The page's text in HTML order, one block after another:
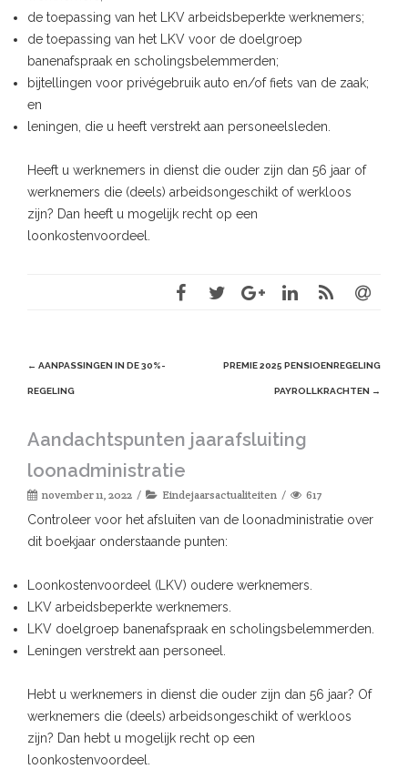
de toepassing van het LKV arbeidsbeperkte werknemers;
de toepassing van het LKV voor de doelgroep
banenafspraak en scholingsbelemmerden;
bijtellingen voor privégebruik auto en/of fiets van de zaak;
en
leningen, die u heeft verstrekt aan personeelsleden.
Heeft u werknemers in dienst die ouder zijn dan 56 jaar of
werknemers die (deels) arbeidsongeschikt of werkloos
zijn? Dan heeft u mogelijk recht op een
loonkostenvoordeel.
Post
navigation
← AANPASSINGEN IN DE 30%-
REGELING
PREMIE 2025 PENSIOENREGELING
PAYROLLKRACHTEN →
Aandachtspunten jaarafsluiting
loonadministratie
november 11, 2022 Eindejaarsactualiteiten 617
Controleer voor het afsluiten van de loonadministratie over
dit boekjaar onderstaande punten:
Loonkostenvoordeel (LKV) oudere werknemers.
LKV arbeidsbeperkte werknemers.
LKV doelgroep banenafspraak en scholingsbelemmerden.
Leningen verstrekt aan personeel.
Hebt u werknemers in dienst die ouder zijn dan 56 jaar? Of
werknemers die (deels) arbeidsongeschikt of werkloos
zijn? Dan hebt u mogelijk recht op een
loonkostenvoordeel.